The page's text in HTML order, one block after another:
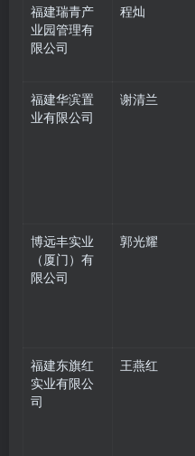
福建瑞青产
业园管理有
限公司
程灿
福建华滨置
业有限公司
谢清兰
博远丰实业
（厦门）有
限公司
郭光耀
福建东旗红
实业有限公
司
王燕红